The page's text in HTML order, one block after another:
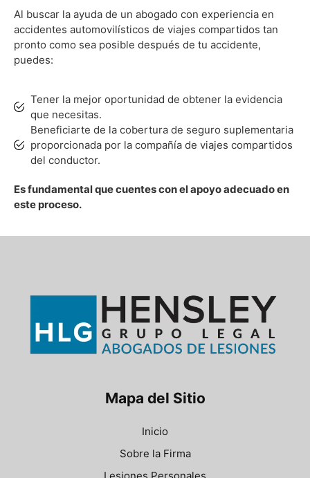
Al buscar la ayuda de un abogado con experiencia en
accidentes automovilísticos de viajes compartidos tan
pronto como sea posible después de tu accidente,
puedes:
Tener la mejor oportunidad de obtener la evidencia
que necesitas.
Beneficiarte de la cobertura de seguro suplementaria
proporcionada por la compañía de viajes compartidos
del conductor.
Es fundamental que cuentes con el apoyo adecuado en
este proceso.
Mapa del Sitio
Inicio
Sobre la Firma